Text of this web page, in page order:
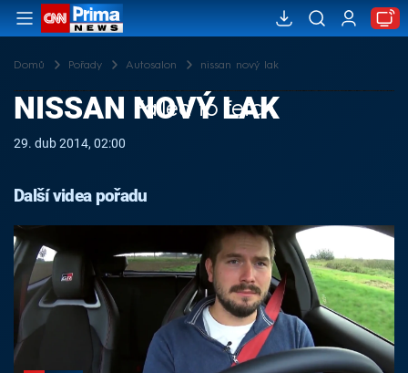
Domů Pořady Autosalon nissan nový lak
Failed to fetch
NISSAN NOVÝ LAK
29. dub 2014, 02:00
Další videa pořadu